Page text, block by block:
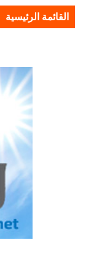
القائمة الرئيسية